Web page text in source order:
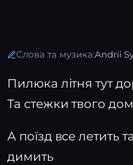
Слова та музика:Andrii
Пилюка літня тут
Та стежки твого
А поїзд все летить
димить